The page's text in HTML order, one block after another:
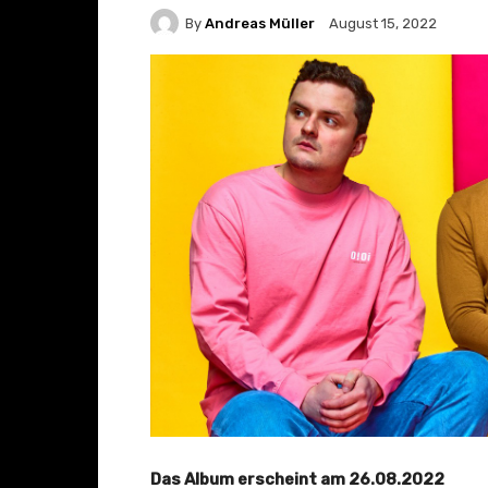
By Andreas Müller August 15, 2022
Das Album erscheint am 26.08.2022